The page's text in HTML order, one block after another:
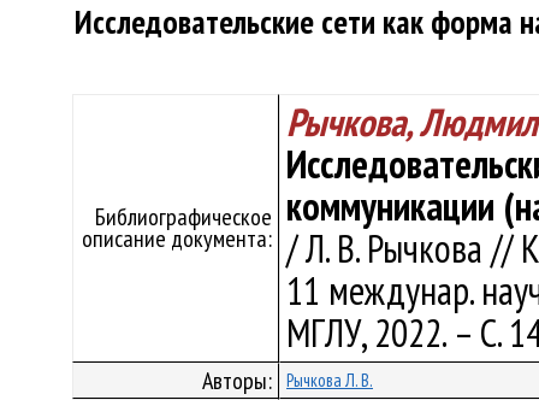
Исследовательские сети как форма
Библиографическое
описание документа:
Рычкова,
коммуникации
/ Л. В. Рычкова //
11 междунар.
МГЛУ, 2022. – С.
Авторы: Рычкова Л. В.